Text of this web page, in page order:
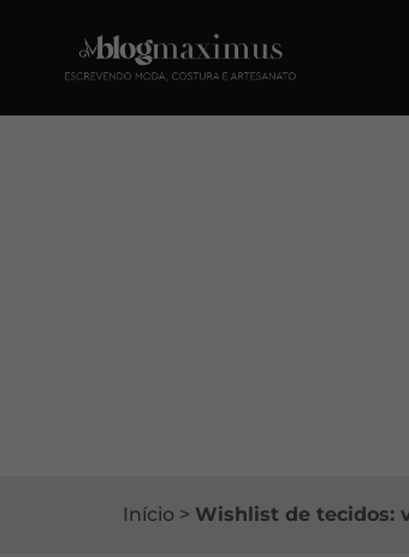
Início > Wishlist de tecidos: